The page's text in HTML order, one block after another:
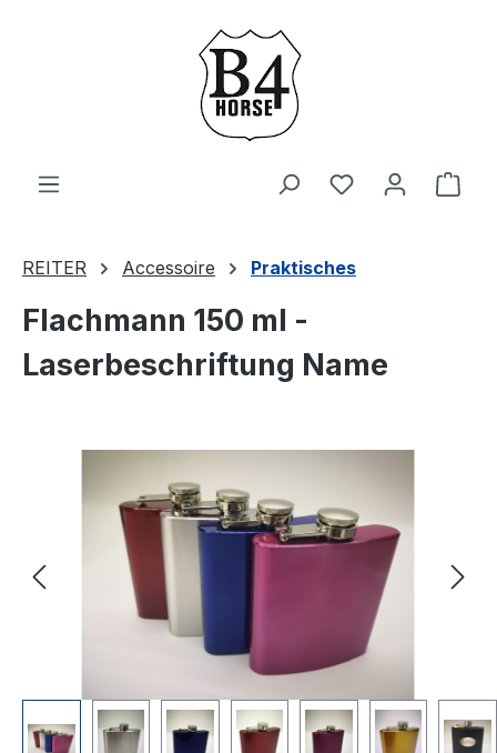
Zum Hauptinhalt springen
Du hast 0
REITER Accessoire Praktisches
Flachmann 150 ml -
Laserbeschriftung Name